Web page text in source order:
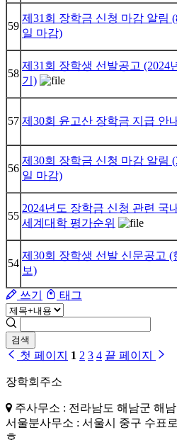
59
제31회 장학금 신청 마감 알림
일 마감)
58
제31회 장학생 선발공고 (2024
기)
57 제30회 윤고산 장학금 지급 안
56
제30회 장학금 신청 마감 알림
일 마감)
55
2024년도 장학금 신청 관련 국
세계대학 평가순위
54
제30회 장학생 선발 신문공고 (
보)
쓰기 태그
검색
첫 페이지 1 2 3 4 끝 페이지
장학회주소
주사무소 : 전라남도 해남군 해
서울분사무소 : 서울시 중구 수표
호